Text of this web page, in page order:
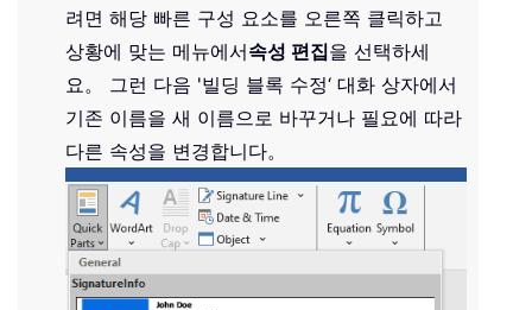
려면 해당 빠른 구성 요소를 오른쪽 클릭하고
상황에 맞는 메뉴에서속성 편집을 선택하세
요。 그런 다음 '빌딩 블록 수정‘ 대화 상자에서
기존 이름을 새 이름으로 바꾸거나 필요에 따라
다른 속성을 변경합니다。